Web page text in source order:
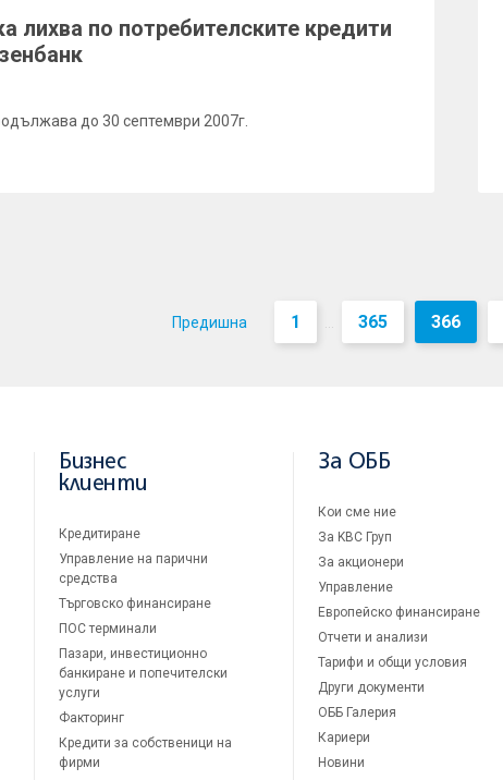
лихва по потребителските кредити
до 30 септември 2007г.
Предишна 1 ... 365 366
Бизнес
клиенти
Кредитиране
Управление на парични
средства
Търговско финансиране
ПОС терминали
Пазари, инвестиционно
банкиране и попечителски
услуги
Факторинг
Кредити за собственици на
фирми
За ОББ
Кои сме ние
За KBC Груп
За акционери
Управление
Европейско финансиране
Отчети и анализи
Тарифи и общи условия
Други документи
ОББ Галерия
Кариери
Новини